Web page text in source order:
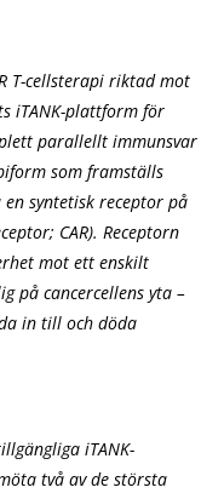
T-cellsterapi riktad mot
iTANK-plattform för
parallellt immunsvar
som framställs
syntetisk receptor på
CAR). Receptorn
mot ett enskilt
på cancercellens yta –
in till och döda
iTANK-
två av de största